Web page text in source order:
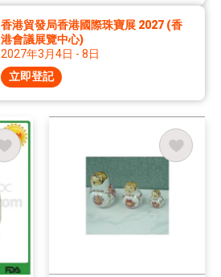
香港貿發局香港國際珠寶展 2027 (香
港會議展覽中心)
2027年3月4日 - 8日
立即登記